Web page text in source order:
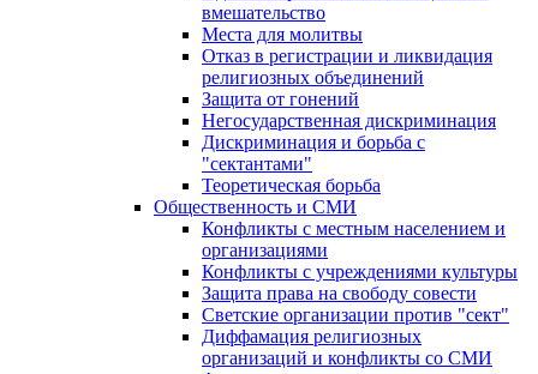
вмешательство
Места для молитвы
Отказ в регистрации и ликвидация
религиозных объединений
Защита от гонений
Негосударственная дискриминация
Дискриминация и борьба с
"сектантами"
Теоретическая борьба
Общественность и СМИ
Конфликты с местным населением и
организациями
Конфликты с учреждениями культуры
Защита права на свободу совести
Светские организации против "сект"
Диффамация религиозных
организаций и конфликты со СМИ